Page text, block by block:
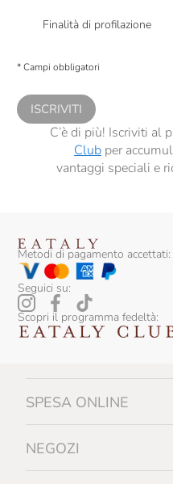
Finalità di profilazione
comunicazioni commerciali
* Campi obbligatori
ISCRIVITI
C’è di più! Iscriviti al
Clubper
vantaggi speciali e
Metodi di pagamento accettati:
Seguici su:
Scopri il programma fedeltà:
SPESA ONLINE
NEGOZI